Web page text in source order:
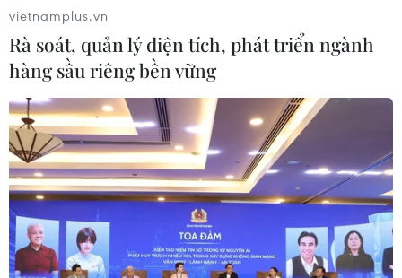
Tòa phúc thẩm liên bang ở Washington, Mỹ, cho biết đã
lên lịch tổ chức cuộc tranh luận vào ngày 16/9 tới, liên
quan đến những thách thức pháp lý đối với luật mới yêu
cầu ByteDance phải thoái vốn.
vietnamplus.vn
Rà soát, quản lý diện tích, phát triển ngành
hàng sầu riêng bền vững